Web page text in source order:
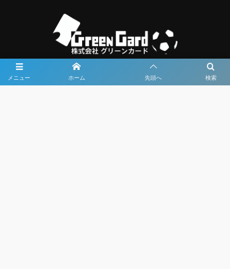
メニュー 検索
ホーム 先頭へ